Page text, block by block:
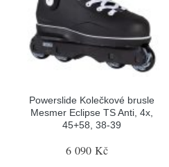
Powerslide Kolečkové brusle
Mesmer Eclipse TS Anti, 4x,
45+58, 38-39
6 090 Kč